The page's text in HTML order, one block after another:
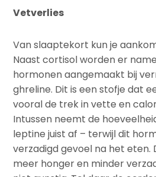
Vetverlies
Van slaaptekort kun je
Naast cortisol worden er
hormonen aangemaakt bij
ghreline. Dit is een stofje dat
vooral de trek in vette en
Intussen neemt de
leptine juist af – terwijl dit
verzadigd gevoel na het eten.
meer honger en minder